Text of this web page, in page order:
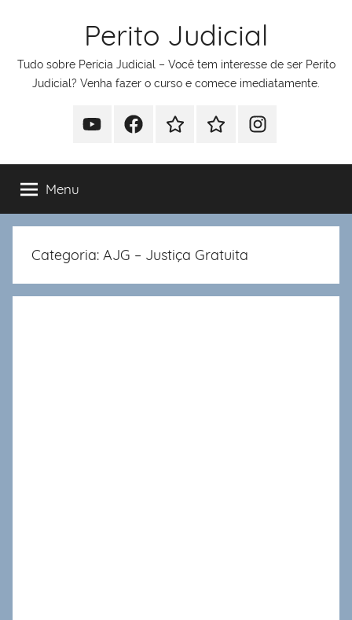
conteúdo
Perito Judicial
Tudo sobre Perícia Judicial – Você tem interesse de ser Perito
Judicial? Venha fazer o curso e comece imediatamente.
YoutubeFacebookWhatsappTelegramInstagram
Menu
Categoria: AJG – Justiça Gratuita